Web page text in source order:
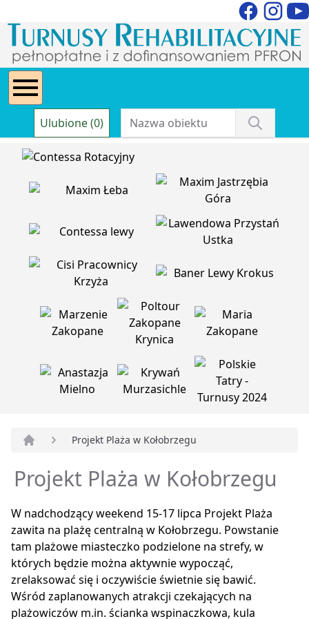
Ulubione (0)
Projekt Plaża w Kołobrzegu
Projekt Plaża w Kołobrzegu
W nadchodzący weekend 15-17 lipca Projekt Plaża
zawita na plażę centralną w Kołobrzegu. Powstanie
tam plażowe miasteczko podzielone na strefy, w
których będzie można aktywnie wypocząć,
zrelaksować się i oczywiście świetnie się bawić.
Wśród zaplanowanych atrakcji czekających na
plażowiczów m.in. ścianka wspinaczkowa, kula